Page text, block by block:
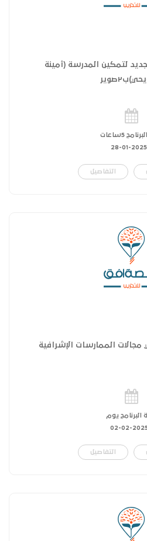
لتمكين المدرسة (أمينة
5ساعات
28-01-2025
التفاصيل
الممارسات الإشرافية
البرنامج يوم
02-02-
التفاصيل